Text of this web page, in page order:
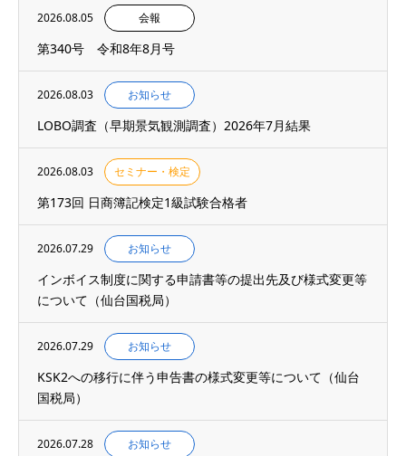
2026.08.05 会報
第340号 令和8年8月号
2026.08.03 お知らせ
LOBO調査（早期景気観測調査）2026年7月結果
2026.08.03 セミナー・検定
第173回 日商簿記検定1級試験合格者
2026.07.29 お知らせ
インボイス制度に関する申請書等の提出先及び様式変更等
について（仙台国税局）
2026.07.29 お知らせ
KSK2への移行に伴う申告書の様式変更等について（仙台
国税局）
2026.07.28 お知らせ